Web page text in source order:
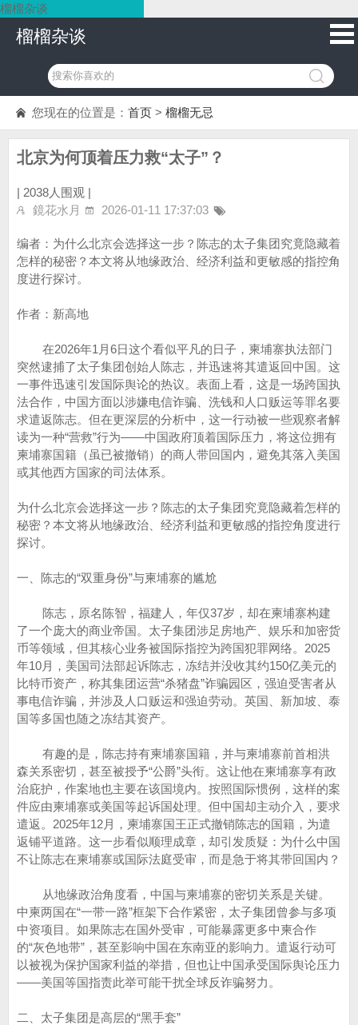
榴榴杂谈
榴榴杂谈
您现在的位置是： 首页 > 榴榴无忌
北京为何顶着压力救“太子”？
| 2038人围观 |
鏡花水月
2026-01-11 17:37:03
编者：为什么北京会选择这一步？陈志的太子集团究竟隐藏着
怎样的秘密？本文将从地缘政治、经济利益和更敏感的指控角
度进行探讨。
作者：新高地
在2026年1月6日这个看似平凡的日子，柬埔寨执法部门
突然逮捕了太子集团创始人陈志，并迅速将其遣返回中国。这
一事件迅速引发国际舆论的热议。表面上看，这是一场跨国执
法合作，中国方面以涉嫌电信诈骗、洗钱和人口贩运等罪名要
求遣返陈志。但在更深层的分析中，这一行动被一些观察者解
读为一种“营救”行为——中国政府顶着国际压力，将这位拥有
柬埔寨国籍（虽已被撤销）的商人带回国内，避免其落入美国
或其他西方国家的司法体系。
为什么北京会选择这一步？陈志的太子集团究竟隐藏着怎样的
秘密？本文将从地缘政治、经济利益和更敏感的指控角度进行
探讨。
一、陈志的“双重身份”与柬埔寨的尴尬
陈志，原名陈智，福建人，年仅37岁，却在柬埔寨构建
了一个庞大的商业帝国。太子集团涉足房地产、娱乐和加密货
币等领域，但其核心业务被国际指控为跨国犯罪网络。2025
年10月，美国司法部起诉陈志，冻结并没收其约150亿美元的
比特币资产，称其集团运营“杀猪盘”诈骗园区，强迫受害者从
事电信诈骗，并涉及人口贩运和强迫劳动。英国、新加坡、泰
国等多国也随之冻结其资产。
有趣的是，陈志持有柬埔寨国籍，并与柬埔寨前首相洪
森关系密切，甚至被授予“公爵”头衔。这让他在柬埔寨享有政
治庇护，作案地也主要在该国境内。按照国际惯例，这样的案
件应由柬埔寨或美国等起诉国处理。但中国却主动介入，要求
遣返。2025年12月，柬埔寨国王正式撤销陈志的国籍，为遣
返铺平道路。这一步看似顺理成章，却引发质疑：为什么中国
不让陈志在柬埔寨或国际法庭受审，而是急于将其带回国内？
从地缘政治角度看，中国与柬埔寨的密切关系是关键。
中柬两国在“一带一路”框架下合作紧密，太子集团曾参与多项
中资项目。如果陈志在国外受审，可能暴露更多中柬合作
的“灰色地带”，甚至影响中国在东南亚的影响力。遣返行动可
以被视为保护国家利益的举措，但也让中国承受国际舆论压力
——美国等国指责此举可能干扰全球反诈骗努力。
二、太子集团是高层的“黑手套”